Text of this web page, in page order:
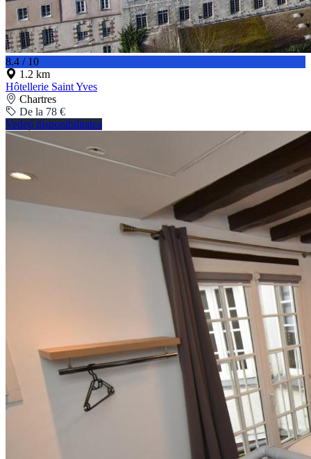
8.4 / 10
1.2 km
Hôtellerie Saint Yves
Chartres
De la 78 €
Vedeți disponibilitatea